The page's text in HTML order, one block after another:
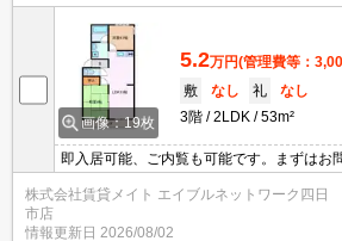
画像：19枚
5.2万円(管理費等：
敷
なし 礼
なし
3階
2LDK 53m²
即入居可能、ご内覧も可能です。まずはお
ンライン内見、オンライン申込も可能です
株式会社賃貸メイト エイブルネットワーク四日
市店
情報更新日 2026/08/02